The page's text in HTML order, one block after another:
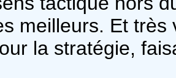
meilleurs. Et
la stratégie,